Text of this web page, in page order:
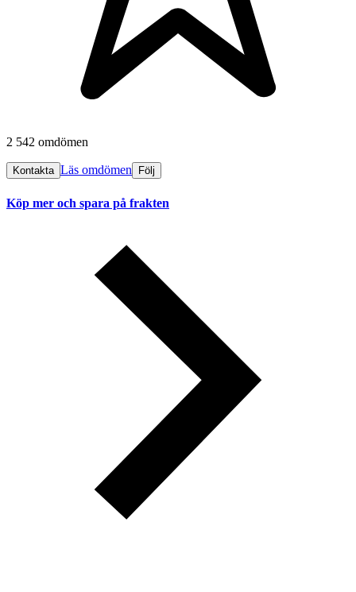
2 542 omdömen
Kontakta Läs omdömen Följ
Köp mer och spara på frakten